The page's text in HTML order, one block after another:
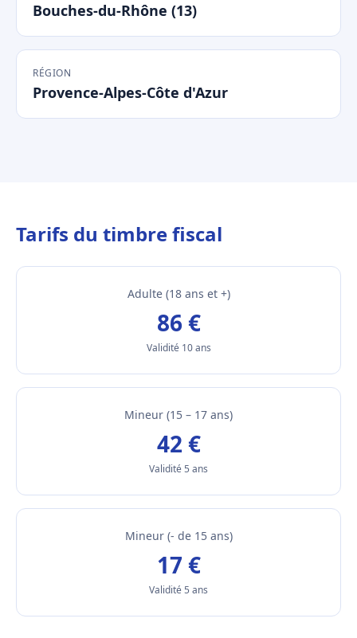
Bouches-du-Rhône (13)
RÉGION
Provence-Alpes-Côte d'Azur
Tarifs du timbre fiscal
Adulte (18 ans et +)
86 €
Validité 10 ans
Mineur (15 – 17 ans)
42 €
Validité 5 ans
Mineur (- de 15 ans)
17 €
Validité 5 ans